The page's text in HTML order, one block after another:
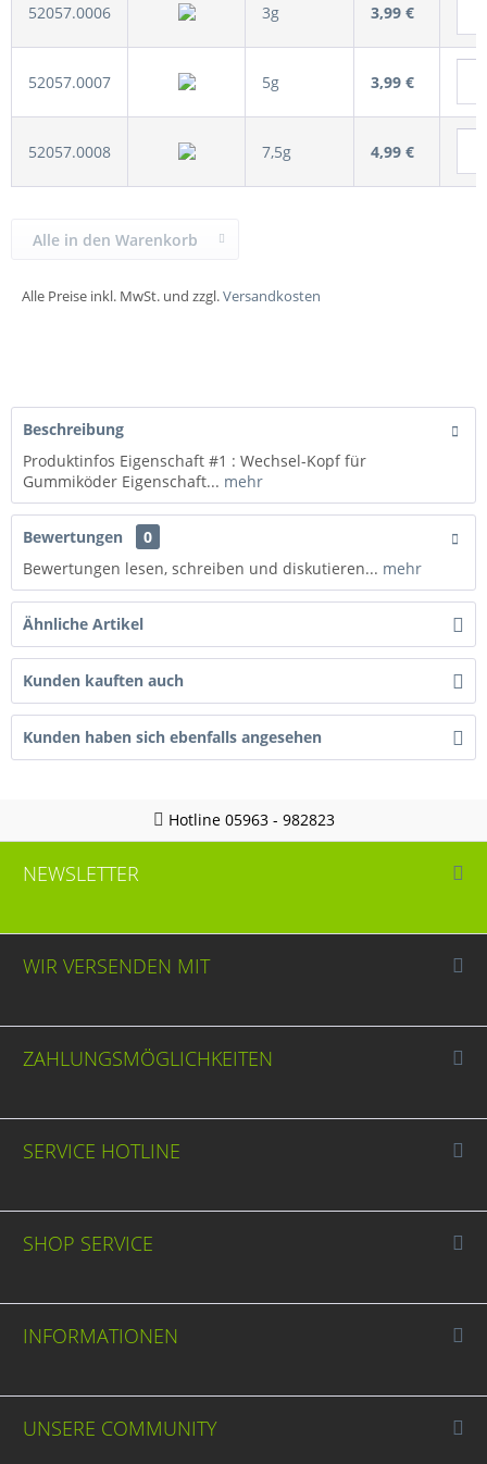
52057.0006 3g 3,99 €
52057.0007 5g 3,99 €
52057.0008 7,5g 4,99 €
Alle Preise inkl. MwSt. und zzgl.Versandkosten
Alle in den Warenkorb
Beschreibung
Produktinfos Eigenschaft #1 : Wechsel-Kopf für
Gummiköder Eigenschaft... mehr
Bewertungen
0
Bewertungen lesen, schreiben und diskutieren... mehr
Ähnliche Artikel
Kunden kauften auch
Kunden haben sich ebenfalls angesehen
Hotline 05963 - 982823
NEWSLETTER
WIR VERSENDEN MIT
ZAHLUNGSMÖGLICHKEITEN
SERVICE HOTLINE
SHOP SERVICE
INFORMATIONEN
UNSERE COMMUNITY